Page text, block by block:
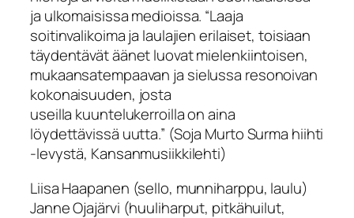
ja ulkomaisissa medioissa. “Laaja
soitinvalikoima ja laulajien erilaiset, toisiaan
täydentävät äänet luovat mielenkiintoisen,
mukaansatempaavan ja sielussa resonoivan
kokonaisuuden, josta
useilla kuuntelukerroilla on aina
löydettävissä uutta.” (Soja Murto Surma hiihti
-levystä, Kansanmusiikkilehti)
Liisa Haapanen (sello, munniharppu, laulu)
Janne Ojajärvi (huuliharput, pitkähuilut,